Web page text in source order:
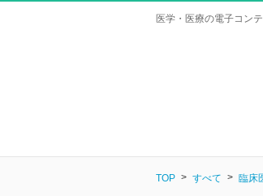
医学・医療の電子コン
TOP すべて 臨床